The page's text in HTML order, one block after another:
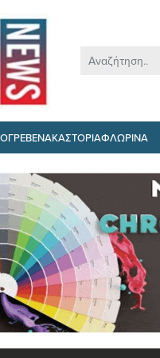
ΓΡΕΒΕΝΑΚΑΣΤΟΡΙΑΦΛΩΡΙΝΑ